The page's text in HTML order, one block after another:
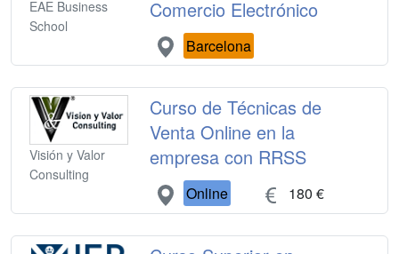
EAE Business
School
Comercio Electrónico
Barcelona
Visión y Valor
Consulting
Curso de Técnicas de
Venta Online en la
empresa con RRSS
Online 180 €